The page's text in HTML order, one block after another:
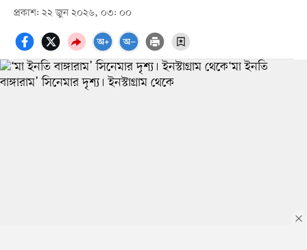
প্রকাশ: ২২ জুন ২০২৬, ০৩: ০০